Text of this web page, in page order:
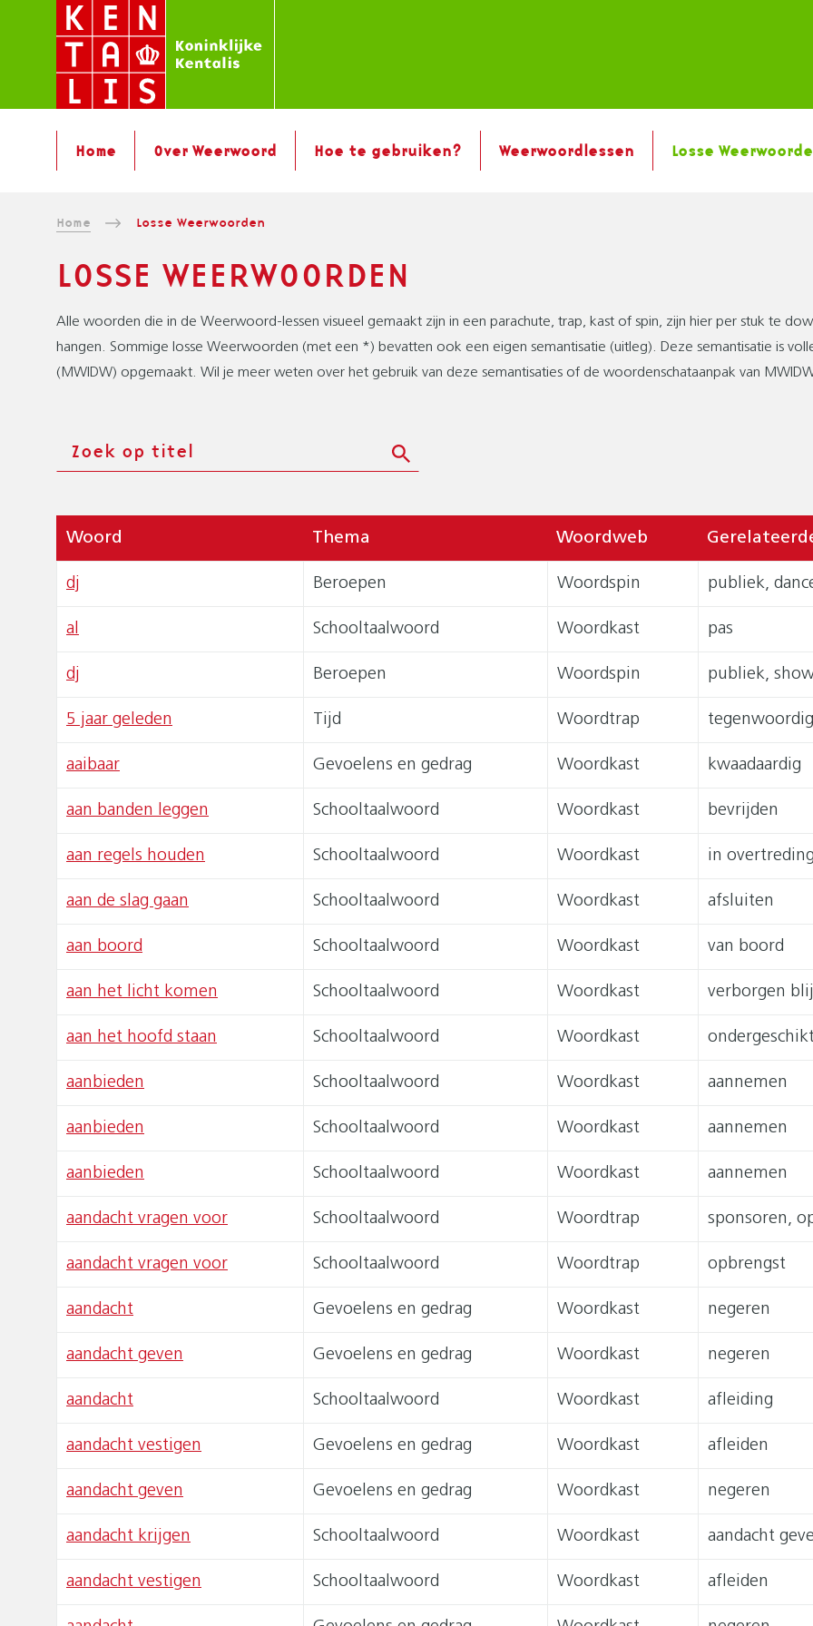
D
A
V
I
G
A
T
Home Over Weerwoord Hoe te gebruiken? Weerwoordlessen Losse
K
R
U
I
M
E
A
Home Losse Weerwoorden
LOSSE WEERWOORDEN
Alle woorden die in de Weerwoord-lessen visueel gemaakt zijn in een parachute, trap, kast of spin, zijn hier per stuk te
hangen. Sommige losse Weerwoorden (met een *) bevatten ook een eigen semantisatie (uitleg). Deze semantisatie is
(MWIDW) opgemaakt. Wil je meer weten over het gebruik van deze semantisaties of de woordenschataanpak van
Zoeken
Woord Thema Woordweb
dj Beroepen Woordspin publiek,
al Schooltaalwoord Woordkast pas
dj Beroepen Woordspin publiek,
5 jaar geleden Tijd Woordtrap
aaibaar Gevoelens en gedrag Woordkast kwaadaardig
aan banden leggen Schooltaalwoord Woordkast bevrijden
aan regels houden Schooltaalwoord Woordkast in
aan de slag gaan Schooltaalwoord Woordkast afsluiten
aan boord Schooltaalwoord Woordkast van boord
aan het licht komen Schooltaalwoord Woordkast verborgen
aan het hoofd staan Schooltaalwoord Woordkast
aanbieden Schooltaalwoord Woordkast aannemen
aanbieden Schooltaalwoord Woordkast aannemen
aanbieden Schooltaalwoord Woordkast aannemen
aandacht vragen voor Schooltaalwoord Woordtrap sponsoren,
aandacht vragen voor Schooltaalwoord Woordtrap opbrengst
aandacht Gevoelens en gedrag Woordkast negeren
aandacht geven Gevoelens en gedrag Woordkast negeren
aandacht Schooltaalwoord Woordkast afleiding
aandacht vestigen Gevoelens en gedrag Woordkast afleiden
aandacht geven Gevoelens en gedrag Woordkast negeren
aandacht krijgen Schooltaalwoord Woordkast aandacht
aandacht vestigen Schooltaalwoord Woordkast afleiden